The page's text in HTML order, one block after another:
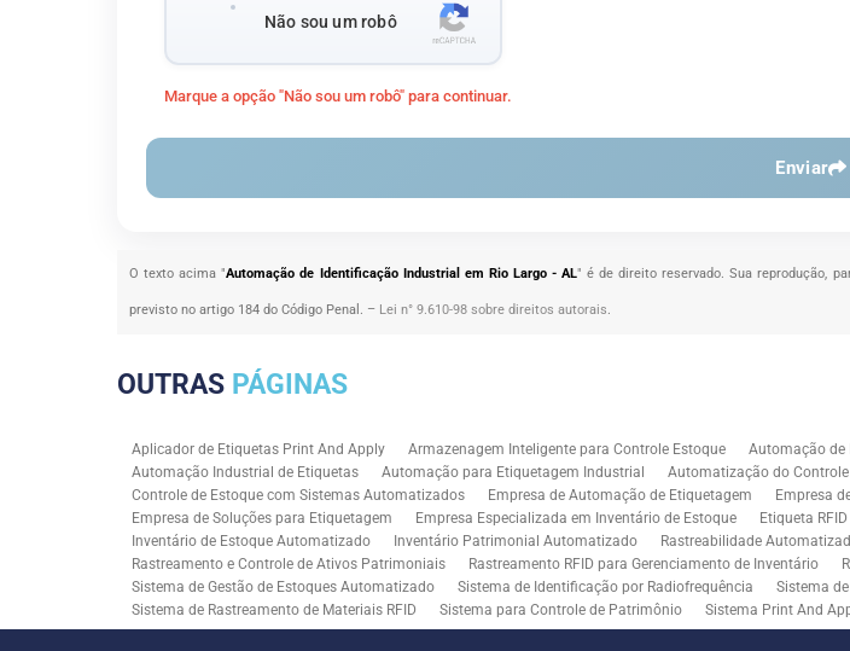
Não sou um robô
Marque a opção "Não sou um robô" para continuar.
Enviar
O texto acima "Automação de Identificação Industrial em Rio Largo - AL" é de direito reservado. Sua reprodução,
previsto no artigo 184 do Código Penal. – Lei n° 9.610-98 sobre direitos autorais.
OUTRAS PÁGINAS
Aplicador de Etiquetas Print And Apply Armazenagem Inteligente para Controle Estoque Automação de
Automação Industrial de Etiquetas
Automação para Etiquetagem Industrial Automatização do
Controle de Estoque com Sistemas Automatizados
Empresa de Automação de Etiquetagem Empresa
Empresa de Soluções para Etiquetagem
Empresa Especializada em Inventário de Estoque Etiqueta
Inventário de Estoque Automatizado
Inventário Patrimonial Automatizado Rastreabilidade
Rastreamento e Controle de Ativos Patrimoniais
Rastreamento RFID para Gerenciamento de Inventário
Sistema de Gestão de Estoques Automatizado
Sistema de Identificação por Radiofrequência Sistema
Sistema de Rastreamento de Materiais RFID
Sistema para Controle de Patrimônio Sistema Print And
Solução RFID para Controle Patrimonial Industrial
Solução RFID para Indústria Soluções de Impressão